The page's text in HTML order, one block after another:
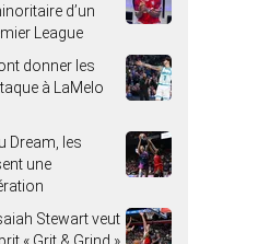
d’un
League
donner les
à LaMelo
Dream, les
une
Stewart veut